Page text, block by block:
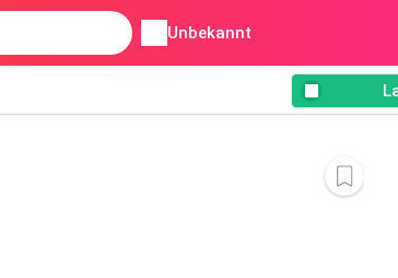
Unbekannt